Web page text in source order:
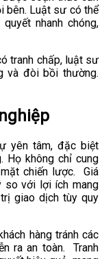
bên. Luật sư có thể
nhanh chóng,
tranh chấp, luật sư
và đòi bồi thường.
yên tâm, đặc biệt
Họ không chỉ cung
chiến lược.
Giá
so với lợi ích mang
giao dịch tùy quy
hàng tránh các
ra an toàn.
Tranh